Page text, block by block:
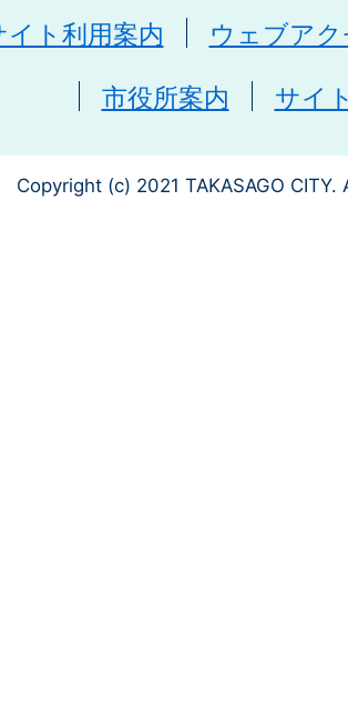
イト利用案内 ウェブア
市役所案内 サイ
Copyright (c) 2021 TAKASAGO CITY.